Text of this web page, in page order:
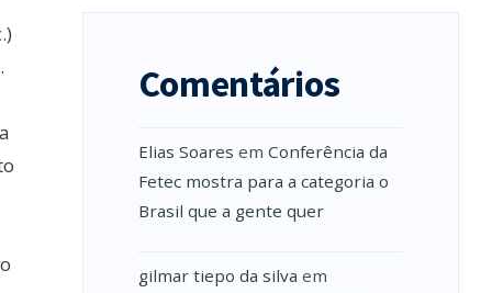
Comentários
Elias Soares em Conferência da
Fetec mostra para a categoria o
Brasil que a gente quer
gilmar tiepo da silva em